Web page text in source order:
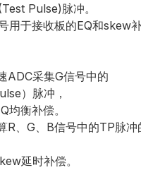
Pulse)脉冲。
于接收板的EQ和skew
采集G信号中的
）脉冲，
衡补偿。
、G、B信号中的TP脉冲
延时补偿。